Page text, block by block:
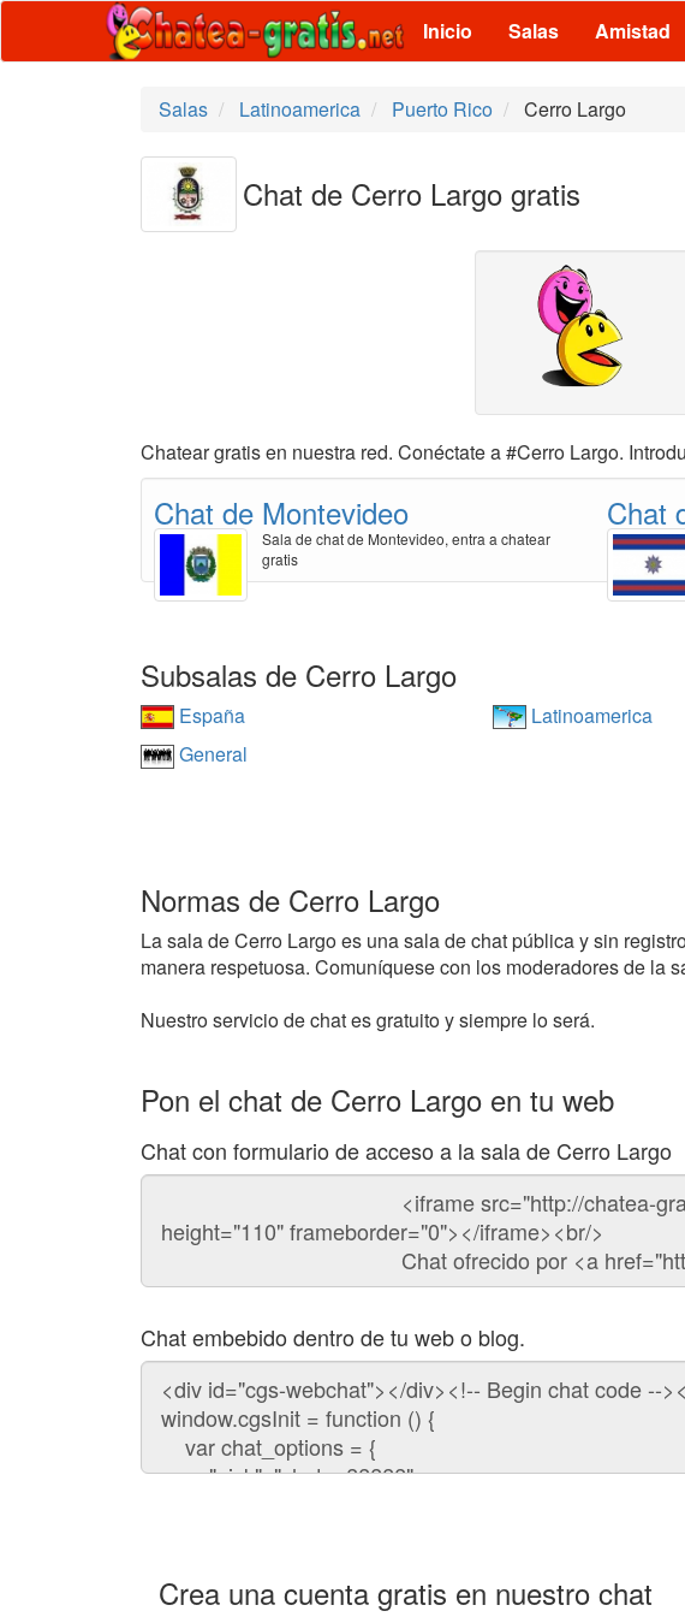
Inicio Salas Amistad
Salas Latinoamerica Puerto Rico Cerro Largo
Chat de Cerro Largo gratis
Chatear gratis en nuestra red. Conéctate a #Cerro Largo.
Chat de Montevideo
Sala de chat de Montevideo, entra a chatear
gratis
Chat
Subsalas de Cerro Largo
España Latinoamerica
General
Normas de Cerro Largo
La sala de Cerro Largo es una sala de chat pública y sin
manera respetuosa. Comuníquese con los moderadores de la
Nuestro servicio de chat es gratuito y siempre lo será.
Pon el chat de Cerro Largo en tu web
Chat con formulario de acceso a la sala de Cerro Largo
Código
chat
Chat embebido dentro de tu web o blog.
Código
para
embeber
chat
Crea una cuenta gratis en nuestro chat